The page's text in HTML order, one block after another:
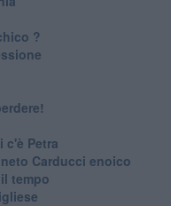
?
c'è Petra
Carducci enoico
tempo